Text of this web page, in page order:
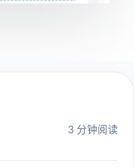
3 分钟阅读